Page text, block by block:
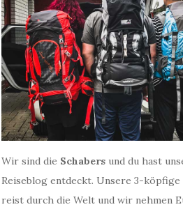
Wir sind die Schabersund du hast
Reiseblog entdeckt. Unsere 3-köpfige
reist durch die Welt und wir nehmen